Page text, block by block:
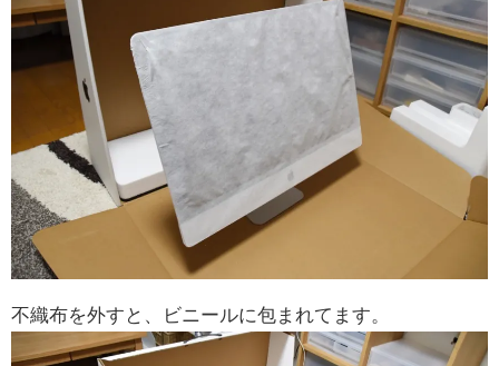
不織布を外すと、ビニールに包まれてます。